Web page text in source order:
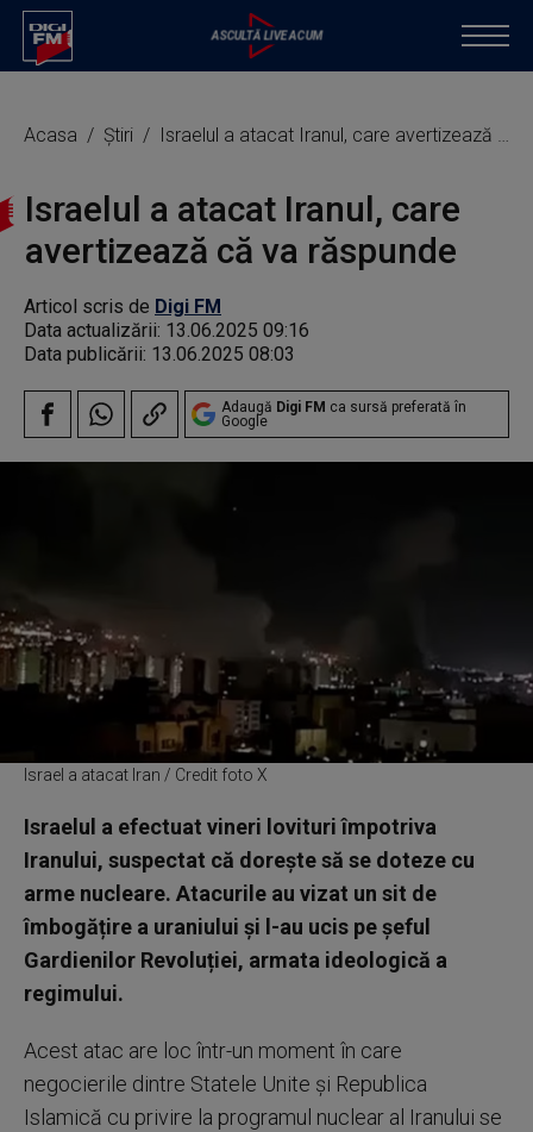
Acasa Știri Israelul a atacat Iranul, care avertizează că va răspunde
Israelul a atacat Iranul, care
avertizează că va răspunde
Articol scris de Digi FM
Data actualizării: 13.06.2025 09:16
Data publicării: 13.06.2025 08:03
Adaugă Digi FM ca sursă preferată în
Google
Israel a atacat Iran / Credit foto X
Israelul a efectuat vineri lovituri împotriva
Iranului, suspectat că dorește să se doteze cu
arme nucleare. Atacurile au vizat un sit de
îmbogățire a uraniului și l-au ucis pe șeful
Gardienilor Revoluției, armata ideologică a
regimului.
Acest atac are loc într-un moment în care
negocierile dintre Statele Unite și Republica
Islamică cu privire la programul nuclear al Iranului se